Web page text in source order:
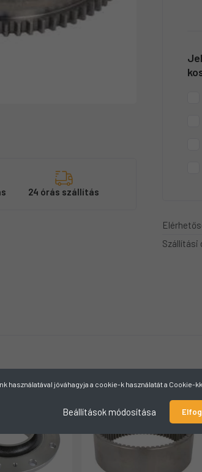
24 órás szállítás
Szállítási
használatával jóváhagyja a cookie-k használatát a Cookie-
Beállítások módosítása